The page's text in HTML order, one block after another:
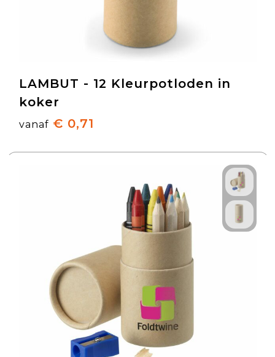
LAMBUT - 12 Kleurpotloden in
koker
vanaf € 0,71